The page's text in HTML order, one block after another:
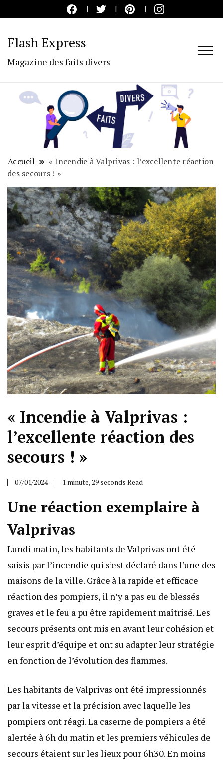
Flash Express
Magazine des faits divers
Accueil
« Incendie à Valprivas : l’excellente réaction
des secours ! »
« Incendie à Valprivas :
l’excellente réaction des
secours ! »
07/01/2024 1 minute, 29 seconds Read
Une réaction exemplaire à
Valprivas
Lundi matin, les habitants de Valprivas ont été
saisis par l’incendie qui s’est déclaré dans l’une des
maisons de la ville. Grâce à la rapide et efficace
réaction des pompiers, il n’y a pas eu de blessés
graves et le feu a pu être rapidement maîtrisé. Les
secours présents ont mis en avant leur cohésion et
leur esprit d’équipe et ont su adapter leur stratégie
en fonction de l’évolution des flammes.
Les habitants de Valprivas ont été impressionnés
par la vitesse et la précision avec laquelle les
pompiers ont réagi. La caserne de pompiers a été
alertée à 6h du matin et les premiers véhicules de
secours étaient sur les lieux pour 6h30. En moins